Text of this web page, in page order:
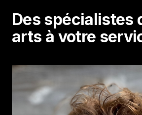
Des spécialistes
arts à votre